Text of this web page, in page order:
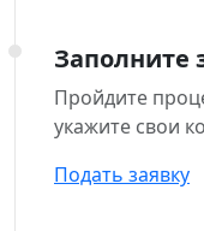
Заполните
Пройдите
укажите свои
Подать заявку